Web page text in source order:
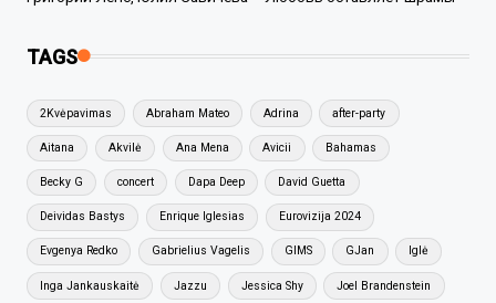
TAGS
2Kvėpavimas Abraham Mateo Adrina after-party
Aitana Akvilė Ana Mena Avicii Bahamas
Becky G concert Dapa Deep David Guetta
Deividas Bastys Enrique Iglesias Eurovizija 2024
Evgenya Redko Gabrielius Vagelis GIMS GJan Iglė
Inga Jankauskaitė Jazzu Jessica Shy Joel Brandenstein